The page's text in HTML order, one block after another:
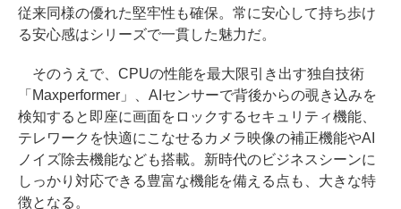
従来同様の優れた堅牢性も確保。常に安心して持ち歩け
る安心感はシリーズで一貫した魅力だ。
そのうえで、CPUの性能を最大限引き出す独自技術
「Maxperformer」、AIセンサーで背後からの覗き込みを
検知すると即座に画面をロックするセキュリティ機能、
テレワークを快適にこなせるカメラ映像の補正機能やAI
ノイズ除去機能なども搭載。新時代のビジネスシーンに
しっかり対応できる豊富な機能を備える点も、大きな特
徴となる。